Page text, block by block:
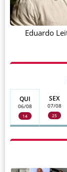
QUI
06/08
14
SEX
07/08
25
Eduardo